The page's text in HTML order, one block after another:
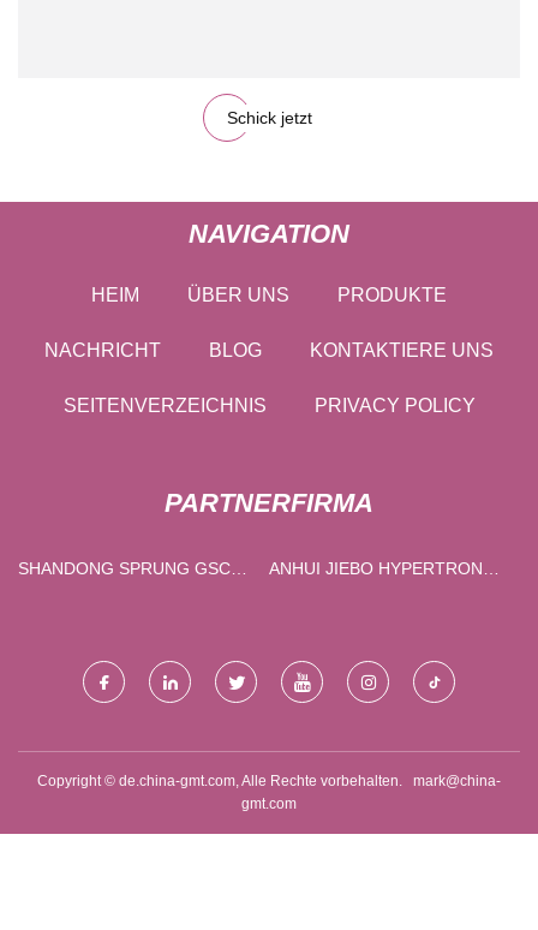
Schick jetzt
NAVIGATION
HEIM ÜBER UNS PRODUKTE
NACHRICHT BLOG KONTAKTIERE UNS
SEITENVERZEICHNIS PRIVACY POLICY
PARTNERFIRMA
SHANDONG SPRUNG GSC
ANHUI JIEBO HYPERTRON
Copyright © de.china-gmt.com, Alle Rechte vorbehalten. mark@china-
gmt.com